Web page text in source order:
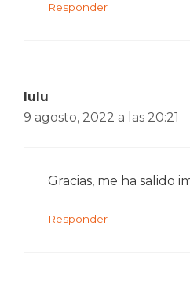
Responder
lulu
9 agosto, 2022 a las 20:21
Gracias, me ha salido
Responder